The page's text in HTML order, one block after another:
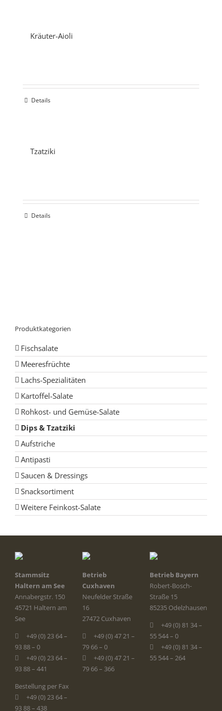
Kräuter-Aioli
Details
Tzatziki
Details
Produktkategorien
Fischsalate
Meeresfrüchte
Lachs-Spezialitäten
Kartoffel-Salate
Rohkost- und Gemüse-Salate
Dips & Tzatziki
Aufstriche
Antipasti
Saucen & Dressings
Snacksortiment
Weitere Feinkost-Salate
Stammsitz
Haltern am See
Annabergstr. 150
45721 Haltern am
See
+49 (0) 23 64 –
93 88 – 0
+49 (0) 23 64 –
93 88 – 441
Bestellung per Fax
+49 (0) 23 64 –
93 88 – 438
Betrieb
Cuxhaven
Neufelder Straße
16
27472 Cuxhaven
+49 (0) 47 21 –
79 66 – 0
+49 (0) 47 21 –
79 66 – 366
Betrieb Bayern
Robert-Bosch-
Straße 15
85235 Odelzhausen
+49 (0) 81 34 –
55 544 – 0
+49 (0) 81 34 –
55 544 – 264